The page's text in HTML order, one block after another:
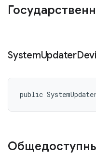
SystemUpdater
public